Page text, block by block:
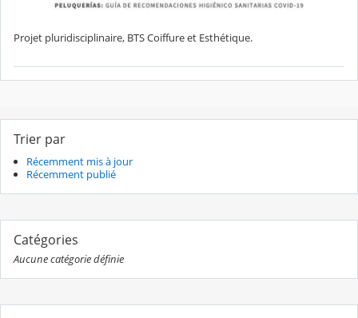
Projet pluridisciplinaire, BTS Coiffure et Esthétique.
Trier par
Récemment mis à jour
Récemment publié
Catégories
Aucune catégorie définie